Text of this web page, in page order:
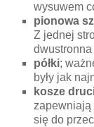
wysuwem
pionowa
Z jednej
półki;
były jak
kosze
się do